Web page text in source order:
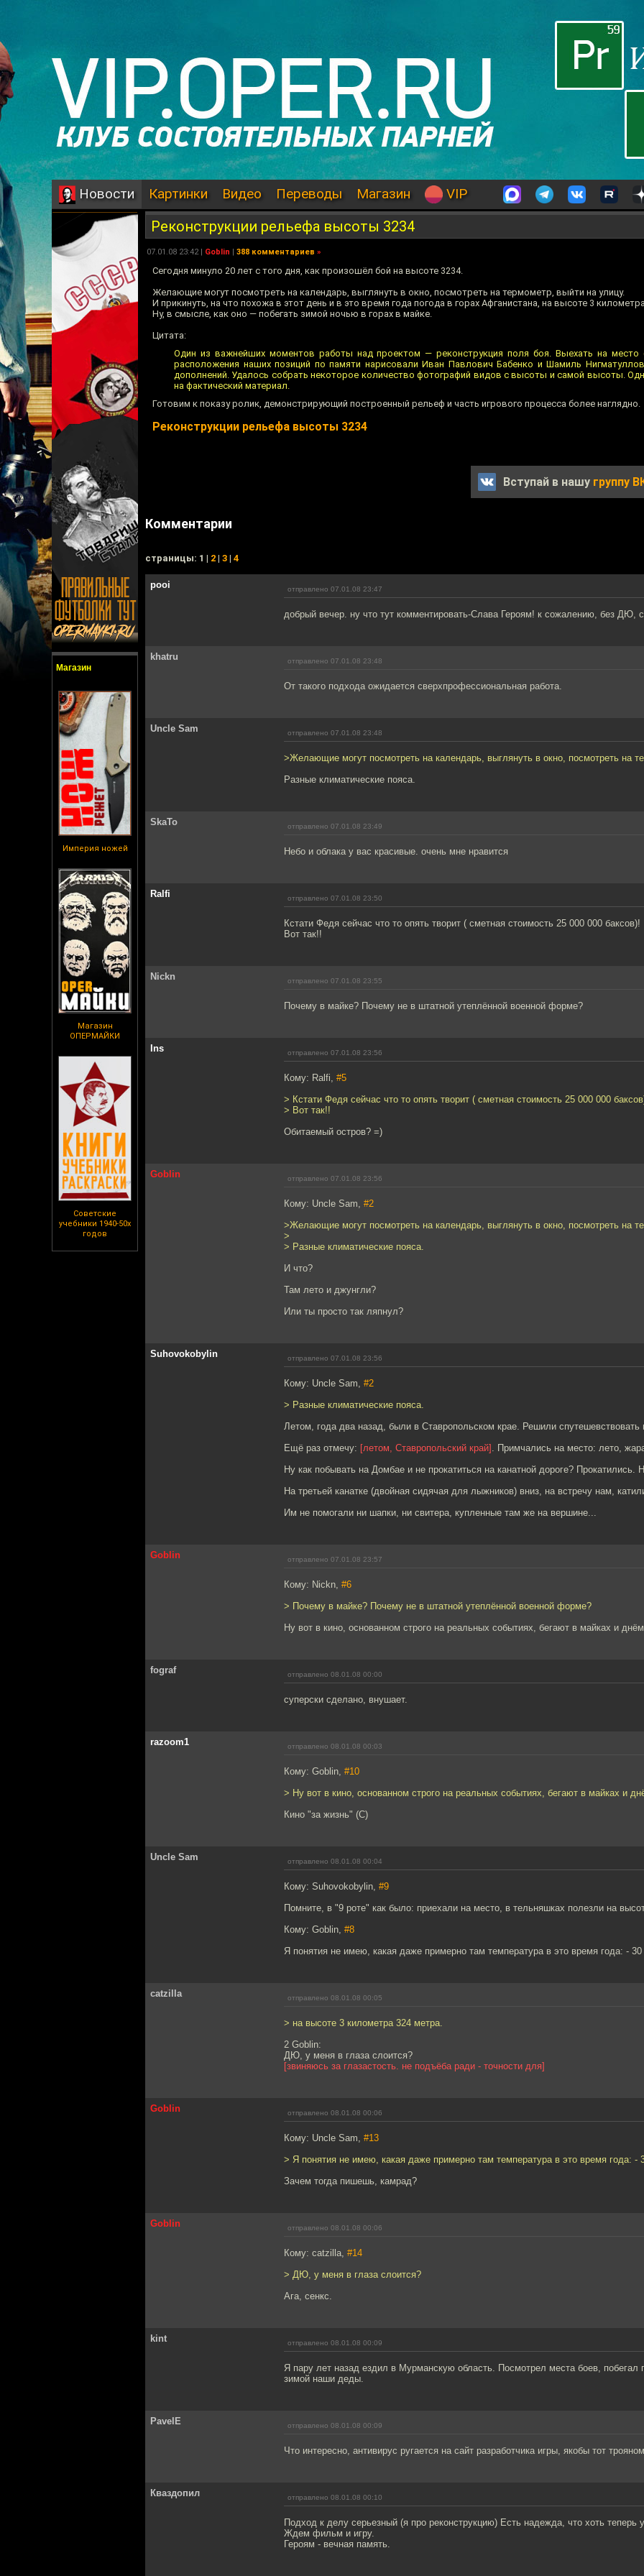
Новости Картинки Видео Переводы Магазин VIP
Магазин
Империя ножей
Магазин
ОПЕРМАЙКИ
Советские
учебники 1940-50х
годов
Реконструкции рельефа высоты 3234
07.01.08 23:42 | Goblin | 388 комментариев »
Сегодня минуло 20 лет с того дня, как произошёл бой на высоте 3234.
Желающие могут посмотреть на календарь, выглянуть в окно, посмотреть на термометр, выйти на улицу.
И прикинуть, на что похожа в этот день и в это время года погода в горах Афганистана, на высоте 3
Ну, в смысле, как оно — побегать зимой ночью в горах в майке.
Цитата:
Один из важнейших моментов работы над проектом — реконструкция поля боя. Выехать на
расположения наших позиций по памяти нарисовали Иван Павлович Бабенко и Шамиль
дополнений. Удалось собрать некоторое количество фотографий видов с высоты и самой высоты.
на фактический материал.
Готовим к показу ролик, демонстрирующий построенный рельеф и часть игрового процесса более наглядно.
Реконструкции рельефа высоты 3234
Вступай в нашу группу
Комментарии
cтраницы: 1 | 2 | 3 | 4
pooi отправлено 07.01.08 23:47
добрый вечер. ну что тут комментировать-Слава Героям! к сожалению, без
khatru отправлено 07.01.08 23:48
От такого подхода ожидается сверхпрофессиональная работа.
Uncle Sam отправлено 07.01.08 23:48
>Желающие могут посмотреть на календарь, выглянуть в окно, посмотреть на
Разные климатические пояса.
SkaTo отправлено 07.01.08 23:49
Небо и облака у вас красивые. очень мне нравится
Ralfi отправлено 07.01.08 23:50
Кстати Федя сейчас что то опять творит ( сметная стоимость 25 000 000 баксов)!
Вот так!!
Nickn отправлено 07.01.08 23:55
Почему в майке? Почему не в штатной утеплённой военной форме?
Ins отправлено 07.01.08 23:56
Кому: Ralfi, #5
> Кстати Федя сейчас что то опять творит ( сметная стоимость 25 000 000
> Вот так!!
Обитаемый остров? =)
Goblin отправлено 07.01.08 23:56
Кому: Uncle Sam, #2
>Желающие могут посмотреть на календарь, выглянуть в окно, посмотреть на
>
> Разные климатические пояса.
И что?
Там лето и джунгли?
Или ты просто так ляпнул?
Suhovokobylin отправлено 07.01.08 23:56
Кому: Uncle Sam, #2
> Разные климатические пояса.
Летом, года два назад, были в Ставропольском крае. Решили спутешевствовать
Ещё раз отмечу: [летом, Ставропольский край] . Примчались на место: лето,
Ну как побывать на Домбае и не прокатиться на канатной дороге?
На третьей канатке (двойная сидячая для лыжников) вниз, на встречу нам,
Им не помогали ни шапки, ни свитера, купленные там же на вершине...
Goblin отправлено 07.01.08 23:57
Кому: Nickn, #6
> Почему в майке? Почему не в штатной утеплённой военной форме?
Ну вот в кино, основанном строго на реальных событиях, бегают в майках и
fograf отправлено 08.01.08 00:00
суперски сделано, внушает.
razoom1 отправлено 08.01.08 00:03
Кому: Goblin, #10
> Ну вот в кино, основанном строго на реальных событиях, бегают в майках и
Кино "за жизнь" (С)
Uncle Sam отправлено 08.01.08 00:04
Кому: Suhovokobylin, #9
Помните, в "9 роте" как было: приехали на место, в тельняшках полезли на
Кому: Goblin, #8
Я понятия не имею, какая даже примерно там температура в это время года: -
catzilla отправлено 08.01.08 00:05
> на высоте 3 километра 324 метра.
2 Goblin:
ДЮ, у меня в глаза слоится?
[звиняюсь за глазастость. не подъёба ради - точности для]
Goblin отправлено 08.01.08 00:06
Кому: Uncle Sam, #13
> Я понятия не имею, какая даже примерно там температура в это время года: -
Зачем тогда пишешь, камрад?
Goblin отправлено 08.01.08 00:06
Кому: catzilla, #14
> ДЮ, у меня в глаза слоится?
Ага, сенкс.
kint отправлено 08.01.08 00:09
Я пару лет назад ездил в Мурманскую область. Посмотрел места боев,
зимой наши деды.
PavelE отправлено 08.01.08 00:09
Что интересно, антивирус ругается на сайт разработчика игры, якобы тот
Кваздопил отправлено 08.01.08 00:10
Подход к делу серьезный (я про реконструкцию) Есть надежда, что хоть теперь
Ждем фильм и игру.
Героям - вечная память.